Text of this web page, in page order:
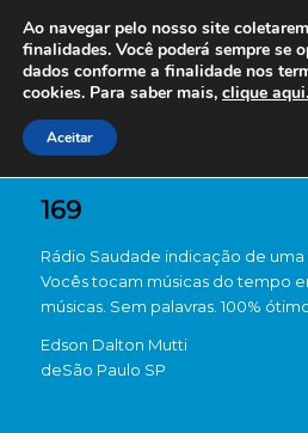
169
Rádio Saudade indicação de uma
Vocês tocam músicas do tempo
músicas. Sem palavras. 100%
Edson Dalton Mutti
deSão Paulo SP
Ao navegar pelo nosso site
finalidades. Você poderá sempre se
dados conforme a finalidade nos
cookies. Para saber mais, clique aqui.
Aceitar